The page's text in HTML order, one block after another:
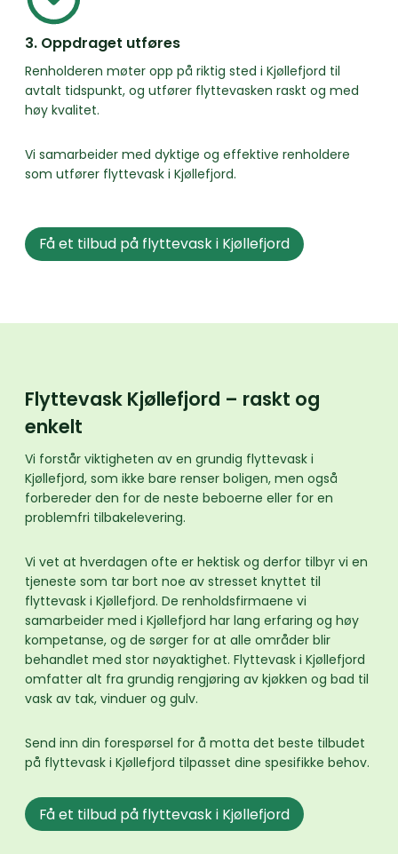
3. Oppdraget utføres
Renholderen møter opp på riktig sted i Kjøllefjord til
avtalt tidspunkt, og utfører flyttevasken raskt og med
høy kvalitet.
Vi samarbeider med dyktige og effektive renholdere
som utfører flyttevask i Kjøllefjord.
Få et tilbud på flyttevask i Kjøllefjord
Flyttevask Kjøllefjord – raskt og
enkelt
Vi forstår viktigheten av en grundig flyttevask i
Kjøllefjord, som ikke bare renser boligen, men også
forbereder den for de neste beboerne eller for en
problemfri tilbakelevering.
Vi vet at hverdagen ofte er hektisk og derfor tilbyr vi en
tjeneste som tar bort noe av stresset knyttet til
flyttevask i Kjøllefjord. De renholdsfirmaene vi
samarbeider med i Kjøllefjord har lang erfaring og høy
kompetanse, og de sørger for at alle områder blir
behandlet med stor nøyaktighet. Flyttevask i Kjøllefjord
omfatter alt fra grundig rengjøring av kjøkken og bad til
vask av tak, vinduer og gulv.
Send inn din forespørsel for å motta det beste tilbudet
på flyttevask i Kjøllefjord tilpasset dine spesifikke behov.
Få et tilbud på flyttevask i Kjøllefjord